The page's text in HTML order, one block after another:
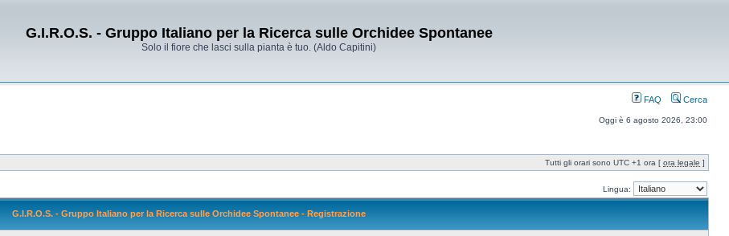
G.I.R.O.S. - Gruppo Italiano per la Ricerca sulle Orchidee Spontanee
Solo il fiore che lasci sulla pianta è tuo. (Aldo Capitini)
FAQ Cerca
Oggi è 6 agosto 2026, 23:00
Tutti gli orari sono UTC +1 ora [ ora legale ]
Lingua:
G.I.R.O.S. - Gruppo Italiano per la Ricerca sulle Orchidee Spontanee - Registrazione